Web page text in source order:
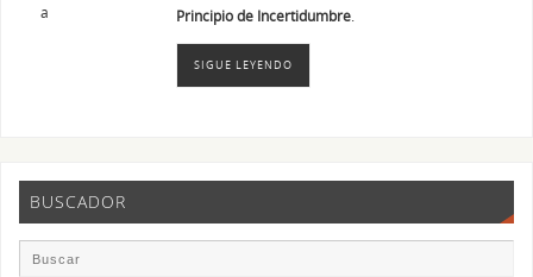
Principio de Incertidumbre.
SIGUE LEYENDO
BUSCADOR